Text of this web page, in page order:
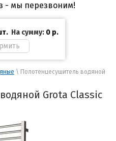
- мы перезвоним!
На сумму: 0 р.
\ Полотенцесушитель водяной
Grota Classic